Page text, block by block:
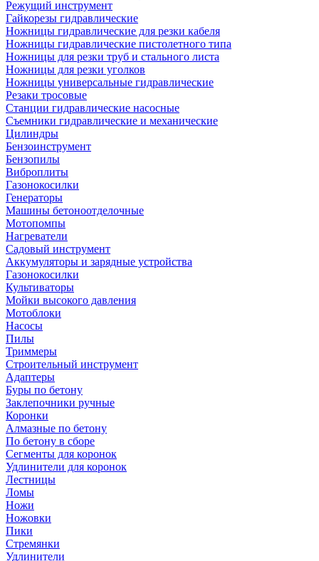
Режущий инструмент
Гайкорезы гидравлические
Ножницы гидравлические для резки кабеля
Ножницы гидравлические пистолетного типа
Ножницы для резки труб и стального листа
Ножницы для резки уголков
Ножницы универсальные гидравлические
Резаки тросовые
Станции гидравлические насосные
Съемники гидравлические и механические
Цилиндры
Бензоинструмент
Бензопилы
Виброплиты
Газонокосилки
Генераторы
Машины бетоноотделочные
Мотопомпы
Нагреватели
Садовый инструмент
Аккумуляторы и зарядные устройства
Газонокосилки
Культиваторы
Мойки высокого давления
Мотоблоки
Насосы
Пилы
Триммеры
Строительный инструмент
Адаптеры
Буры по бетону
Заклепочники ручные
Коронки
Алмазные по бетону
По бетону в сборе
Сегменты для коронок
Удлинители для коронок
Лестницы
Ломы
Ножи
Ножовки
Пики
Стремянки
Удлинители